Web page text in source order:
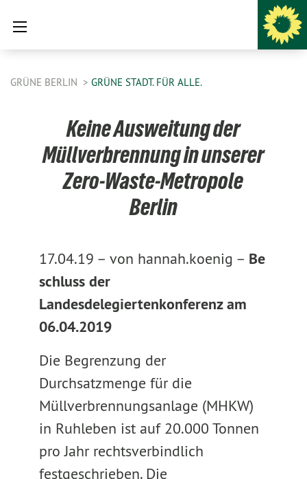
GRÜNE BERLIN GRÜNE STADT. FÜR ALLE.
Keine Ausweitung der
Müllverbrennung in unserer
Zero-Waste-Metropole
Berlin
17.04.19 – von hannah.koenig – Be
schluss der
Landesdelegiertenkonferenz am
06.04.2019
Die Begrenzung der
Durchsatzmenge für die
Müllverbrennungsanlage (MHKW)
in Ruhleben ist auf 20.000 Tonnen
pro Jahr rechtsverbindlich
festgeschrieben. Die